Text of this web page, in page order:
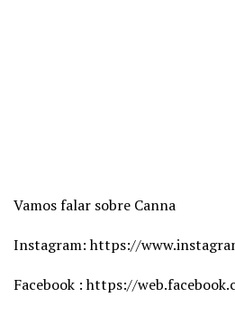
Vamos falar sobre Canna
Instagram: https://
Facebook : https://